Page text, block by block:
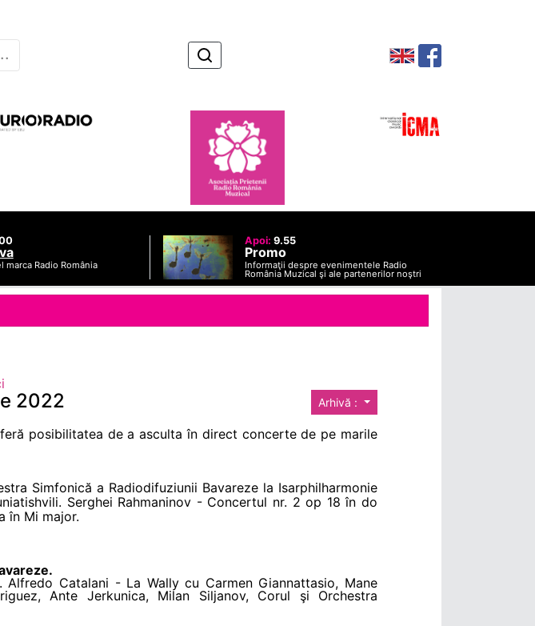
marca Radio România
Apoi: 9.55
Promo
Informaţii despre evenimentele Radio
România Muzical şi ale partenerilor noştri
Arhivă :
2022
posibilitatea de a asculta în direct concerte de pe marile
Simfonică a Radiodifuziunii Bavareze la Isarphilharmonie
Serghei Rahmaninov - Concertul nr. 2 op 18 în do
în Mi major.
. Alfredo Catalani - La Wally cu Carmen Giannattasio, Mane
Ante Jerkunica, Milan Siljanov, Corul şi Orchestra